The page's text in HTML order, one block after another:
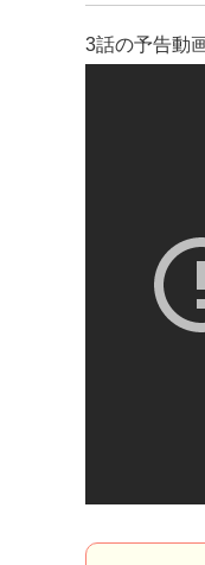
3話の予告動